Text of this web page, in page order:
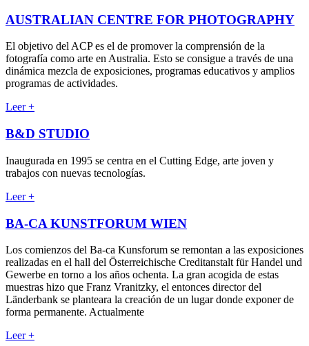
AUSTRALIAN CENTRE FOR PHOTOGRAPHY
El objetivo del ACP es el de promover la comprensión de la
fotografía como arte en Australia. Esto se consigue a través de una
dinámica mezcla de exposiciones, programas educativos y amplios
programas de actividades.
Leer +
B&D STUDIO
Inaugurada en 1995 se centra en el Cutting Edge, arte joven y
trabajos con nuevas tecnologías.
Leer +
BA-CA KUNSTFORUM WIEN
Los comienzos del Ba-ca Kunsforum se remontan a las exposiciones
realizadas en el hall del Österreichische Creditanstalt für Handel und
Gewerbe en torno a los años ochenta. La gran acogida de estas
muestras hizo que Franz Vranitzky, el entonces director del
Länderbank se planteara la creación de un lugar donde exponer de
forma permanente. Actualmente
Leer +